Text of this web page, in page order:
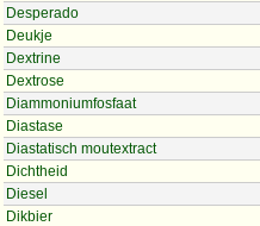
Desperado
Deukje
Dextrine
Dextrose
Diammoniumfosfaat
Diastase
Diastatisch moutextract
Dichtheid
Diesel
Dikbier